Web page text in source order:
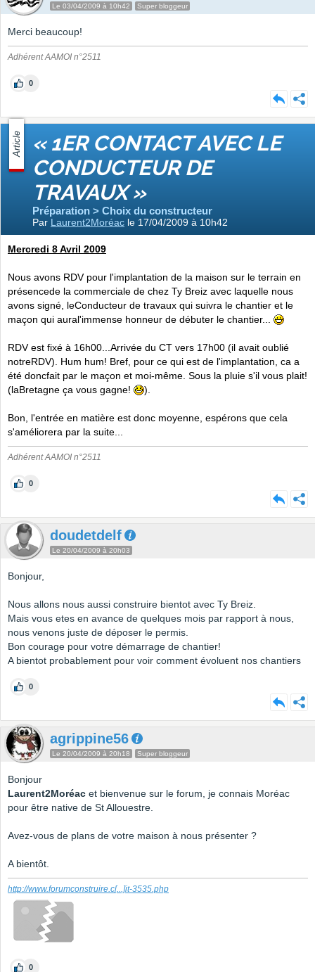
Le 03/04/2009 à 10h42 Super bloggeur
Merci beaucoup!
Adhérent AAMOI n°2511
0
Article « 1ER CONTACT AVEC LE
CONDUCTEUR DE
TRAVAUX »
Préparation > Choix du constructeur
Par Laurent2Moréac le 17/04/2009 à 10h42
Mercredi 8 Avril 2009
Nous avons RDV pour l'implantation de la maison sur le terrain en
présencede la commerciale de chez Ty Breiz avec laquelle nous
avons signé, leConducteur de travaux qui suivra le chantier et le
maçon qui aural'immense honneur de débuter le chantier...
RDV est fixé à 16h00...Arrivée du CT vers 17h00 (il avait oublié
notreRDV). Hum hum! Bref, pour ce qui est de l'implantation, ca a
été doncfait par le maçon et moi-même. Sous la pluie s'il vous plait!
(laBretagne ça vous gagne!
).
Bon, l'entrée en matière est donc moyenne, espérons que cela
s'améliorera par la suite...
Adhérent AAMOI n°2511
0
doudetdelf
Le 20/04/2009 à 20h03
Bonjour,
Nous allons nous aussi construire bientot avec Ty Breiz.
Mais vous etes en avance de quelques mois par rapport à nous,
nous venons juste de déposer le permis.
Bon courage pour votre démarrage de chantier!
A bientot probablement pour voir comment évoluent nos chantiers
0
agrippine56
Le 20/04/2009 à 20h18 Super bloggeur
Bonjour
Laurent2Moréac et bienvenue sur le forum, je connais Moréac
pour être native de St Allouestre.
Avez-vous de plans de votre maison à nous présenter ?
A bientôt.
http://www.forumconstruire.c[...]it-3535.php
0